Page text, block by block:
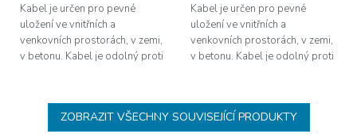
Kabel je určen pro pevné
uložení ve vnitřních a
venkovních prostorách, v zemi,
v betonu. Kabel je odolný proti
Kabel je určen pro pevné
uložení ve vnitřních a
venkovních prostorách, v zemi,
v betonu. Kabel je odolný proti
ZOBRAZIT VŠECHNY SOUVISEJÍCÍ PRODUKTY